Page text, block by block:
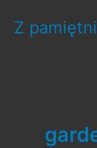
content
Z